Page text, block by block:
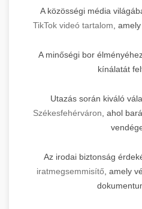
A közösségi média
TikTok videó tartalom ,
A minőségi bor
kínálatát
Utazás során kiváló
Székesfehérváron , ahol
Az irodai biztonság
iratmegsemmisítő, amely